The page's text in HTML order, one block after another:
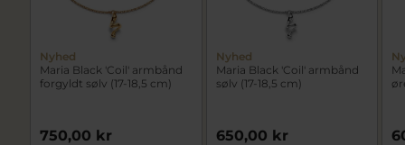
Nyhed
Maria Black 'Coil' armbånd
forgyldt sølv (17-18,5 cm)
750,00 kr
Nyhed
Maria Black 'Coil' armbånd
sølv (17-18,5 cm)
650,00 kr